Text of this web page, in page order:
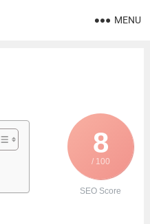
MENU
8
/ 100
SEO Score